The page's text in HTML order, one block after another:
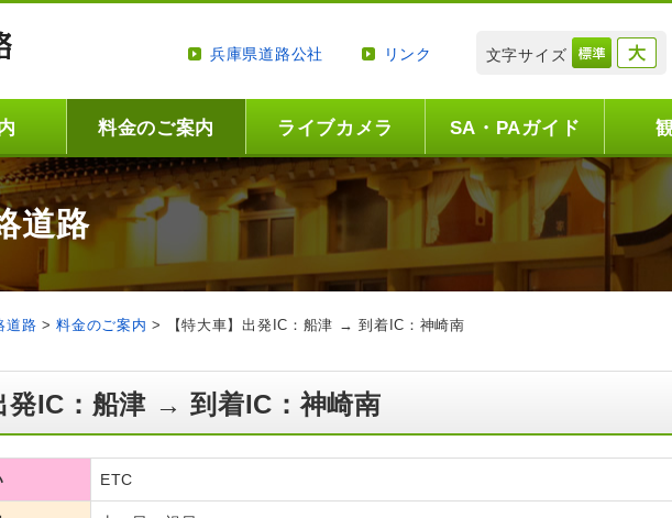
兵庫県道路公社 リンク 文字サイズ
料金のご案内 ライブカメラ SA・PAガイド
道路
道路 >料金のご案内 > 【特大車】出発IC：船津 → 到着IC：神崎南
発IC：船津 → 到着IC：神崎南
ETC